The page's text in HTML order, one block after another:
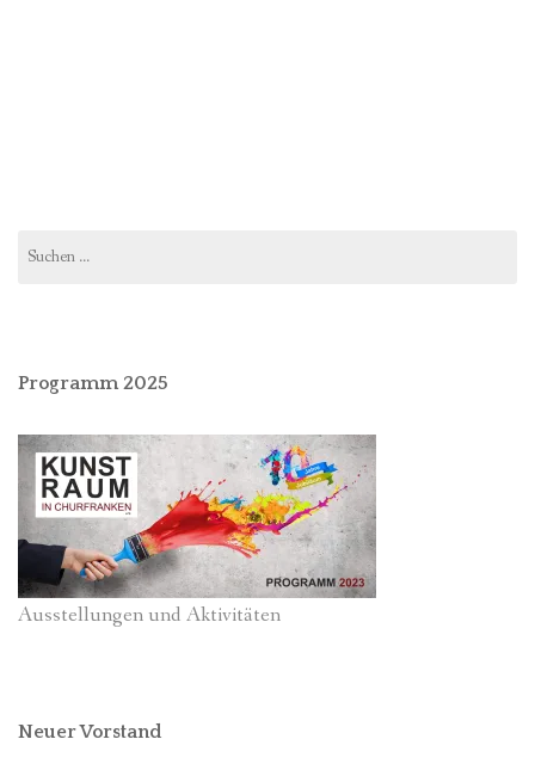
nach:
Programm 2025
Ausstellungen und Aktivitäten
Neuer Vorstand